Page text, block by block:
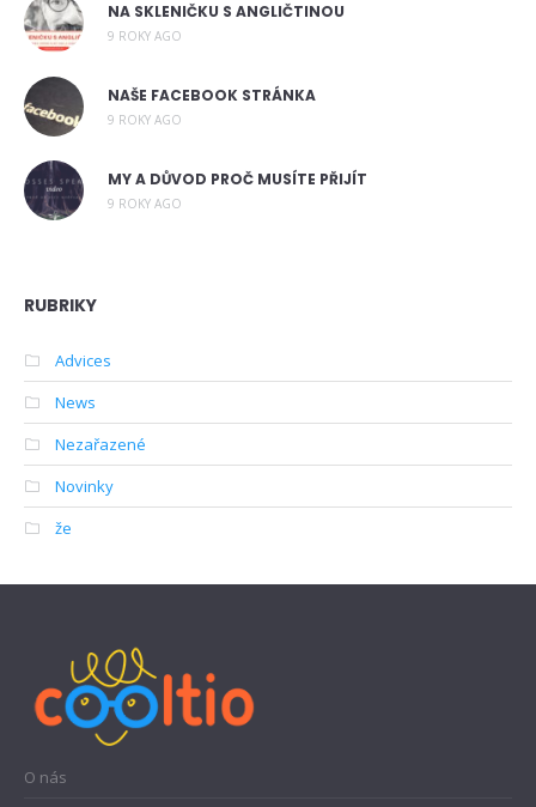
NA SKLENIČKU S ANGLIČTINOU
9 ROKY AGO
NAŠE FACEBOOK STRÁNKA
9 ROKY AGO
MY A DŮVOD PROČ MUSÍTE PŘIJÍT
9 ROKY AGO
RUBRIKY
Advices
News
Nezařazené
Novinky
že
O nás